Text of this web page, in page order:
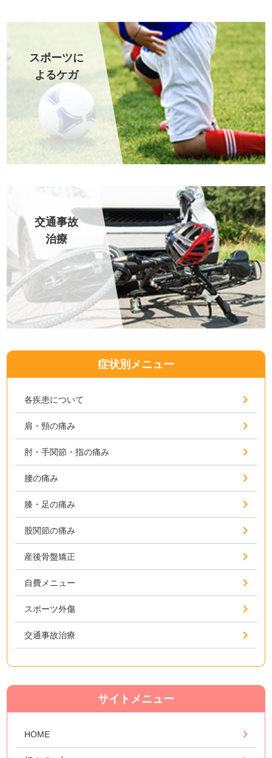
スポーツに
よるケガ
交通事故
治療
症状別メニュー
各疾患について
肩・頸の痛み
肘・手関節・指の痛み
腰の痛み
膝・足の痛み
股関節の痛み
産後骨盤矯正
自費メニュー
スポーツ外傷
交通事故治療
サイトメニュー
HOME